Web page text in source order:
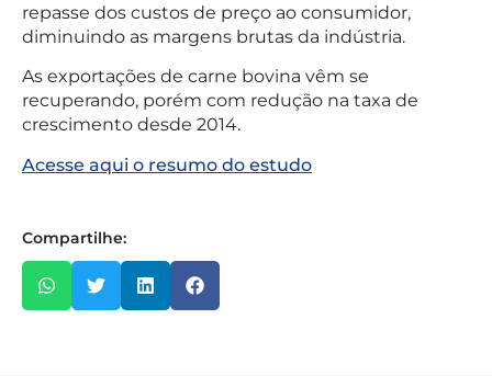
repasse dos custos de preço ao consumidor,
diminuindo as margens brutas da indústria.
As exportações de carne bovina vêm se
recuperando, porém com redução na taxa de
crescimento desde 2014.
Acesse aqui o resumo do estudo
Compartilhe: